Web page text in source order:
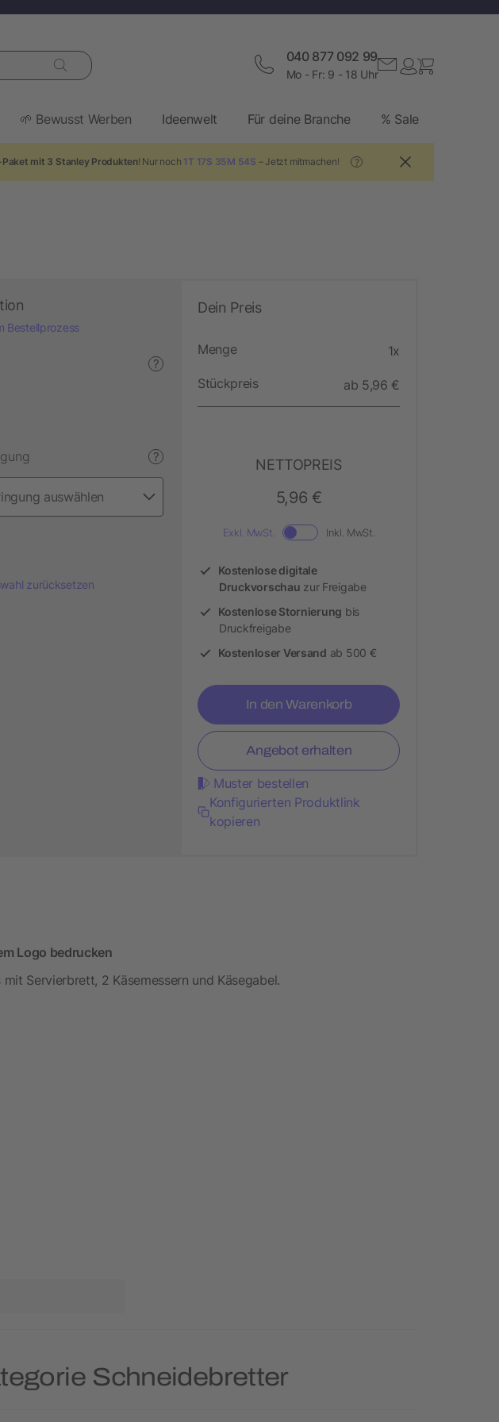
040 877 092 99
Mo - Fr: 9 - 18 Uhr
🌱 Bewusst Werben Ideenwelt Für deine Branche % Sale
mit 3 Stanley Produkten! Nur noch 1T 17S 35M 53S – Jetzt mitmachen! ?
Bestellprozess
?
?
zurücksetzen
Dein Preis
Menge 1x
Stückpreis ab 5,96 €
NETTOPREIS
5,96 €
Exkl. MwSt. Inkl. MwSt.
Kostenlose digitale
Druckvorschau zur Freigabe
Kostenlose Stornierung bis
Druckfreigabe
Kostenloser Versand ab 500 €
In den Warenkorb
Angebot erhalten
Muster bestellen
Konfigurierten Produktlink
kopieren
Logo bedrucken
mit Servierbrett, 2 Käsemessern und Käsegabel.
Schneidebretter